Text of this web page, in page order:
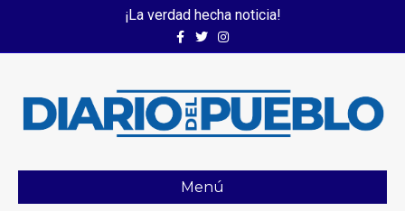
¡La verdad hecha noticia!
FacebookTwitterInstagram
Menú